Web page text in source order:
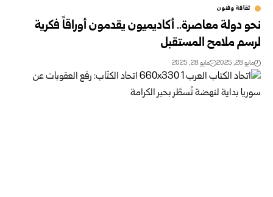
ثقافة وفنون
نحو دولة معاصرة.. أكاديميون يقدمون أوراقاً فكرية
لرسم ملامح المستقبل
مايو 28, 2025 مايو 28, 2025